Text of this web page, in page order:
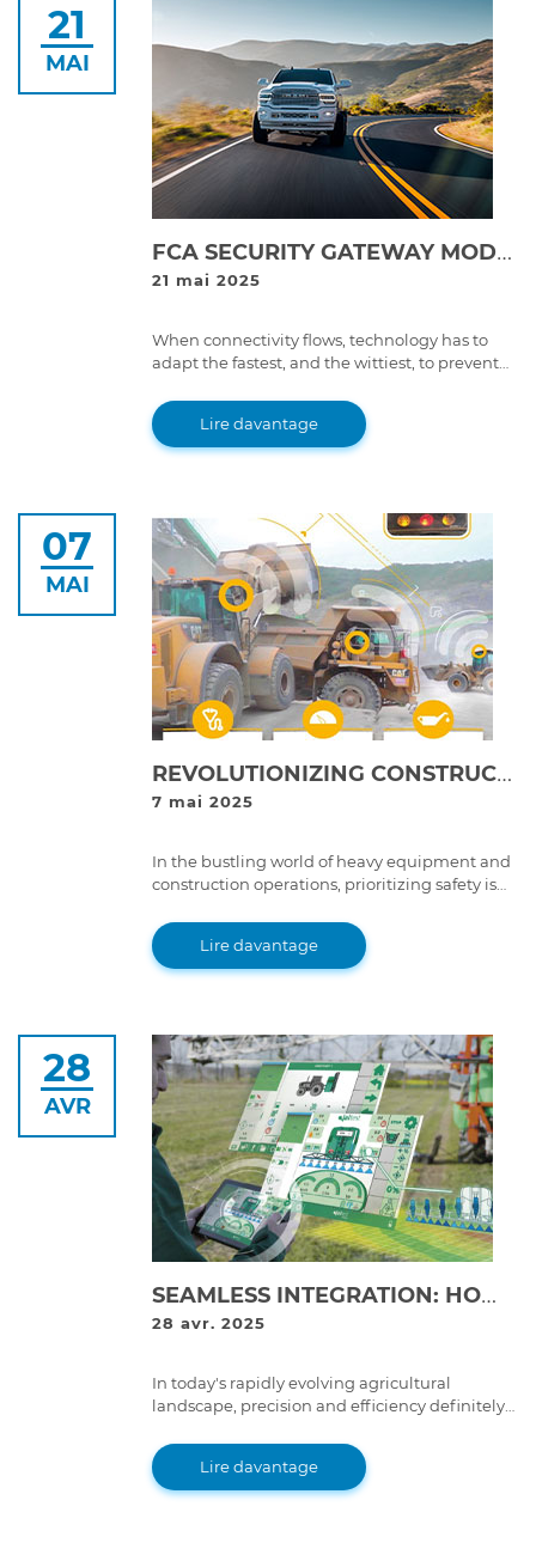
21
MAI
FCA SECURITY GATEWAY MODULES AUTHORIZATION WITH JALTEST
21 mai 2025
When connectivity flows, technology has to
adapt the fastest, and the wittiest, to prevent
manipulation.
Lire davantage
07
MAI
REVOLUTIONIZING CONSTRUCTION: THE ART OF EQUIPMENT CARE
7 mai 2025
In the bustling world of heavy equipment and
construction operations, prioritizing safety is
Lire davantage
28
AVR
SEAMLESS INTEGRATION: HOW ISOBUS IS TRANSFORMING FARMING OPERATIONS
28 avr. 2025
In today's rapidly evolving agricultural
landscape, precision and efficiency definitely
Lire davantage